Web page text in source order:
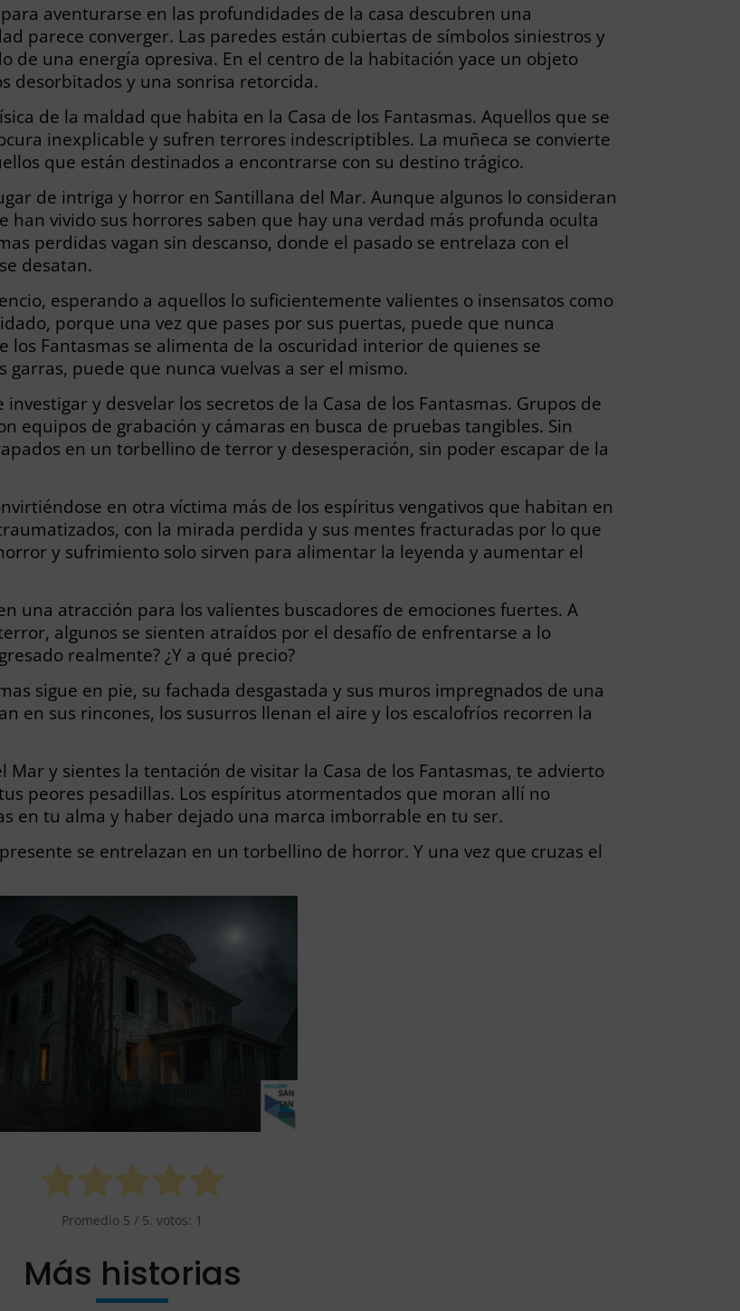
aventurarse en las profundidades de la casa descubren una
parece converger. Las paredes están cubiertas de símbolos siniestros y
de una energía opresiva. En el centro de la habitación yace un objeto
desorbitados y una sonrisa retorcida.
de la maldad que habita en la Casa de los Fantasmas. Aquellos que se
inexplicable y sufren terrores indescriptibles. La muñeca se convierte
que están destinados a encontrarse con su destino trágico.
de intriga y horror en Santillana del Mar. Aunque algunos lo consideran
han vivido sus horrores saben que hay una verdad más profunda oculta
perdidas vagan sin descanso, donde el pasado se entrelaza con el
desatan.
esperando a aquellos lo suficientemente valientes o insensatos como
porque una vez que pases por sus puertas, puede que nunca
los Fantasmas se alimenta de la oscuridad interior de quienes se
garras, puede que nunca vuelvas a ser el mismo.
y desvelar los secretos de la Casa de los Fantasmas. Grupos de
equipos de grabación y cámaras en busca de pruebas tangibles. Sin
en un torbellino de terror y desesperación, sin poder escapar de la
en otra víctima más de los espíritus vengativos que habitan en
con la mirada perdida y sus mentes fracturadas por lo que
y sufrimiento solo sirven para alimentar la leyenda y aumentar el
una atracción para los valientes buscadores de emociones fuertes. A
algunos se sienten atraídos por el desafío de enfrentarse a lo
realmente? ¿Y a qué precio?
sigue en pie, su fachada desgastada y sus muros impregnados de una
en sus rincones, los susurros llenan el aire y los escalofríos recorren la
Mar y sientes la tentación de visitar la Casa de los Fantasmas, te advierto
peores pesadillas. Los espíritus atormentados que moran allí no
en tu alma y haber dejado una marca imborrable en tu ser.
se entrelazan en un torbellino de horror. Y una vez que cruzas el
Promedio 5 / 5. votos: 1
Más historias